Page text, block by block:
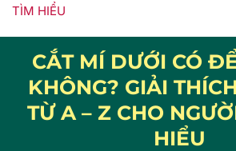
TÌM HIỂU
CẮT MÍ DƯỚI CÓ
KHÔNG? GIẢI
TỪ A – Z CHO
HIỂU